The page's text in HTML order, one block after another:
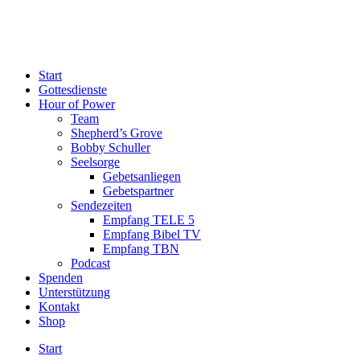
Start
Gottesdienste
Hour of Power
Team
Shepherd’s Grove
Bobby Schuller
Seelsorge
Gebetsanliegen
Gebetspartner
Sendezeiten
Empfang TELE 5
Empfang Bibel TV
Empfang TBN
Podcast
Spenden
Unterstützung
Kontakt
Shop
Start